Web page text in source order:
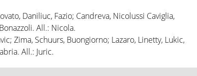
Daniliuc, Fazio; Candreva, Nicolussi Caviglia,
All.: Nicola.
Zima, Schuurs, Buongiorno; Lazaro, Linetty, Lukic,
All.: Juric.